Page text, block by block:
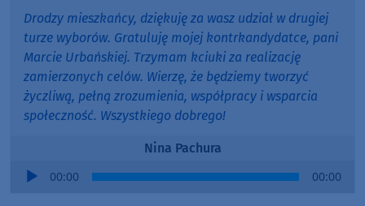
Drodzy mieszkańcy, dziękuję za wasz udział w drugiej
turze wyborów. Gratuluję mojej kontrkandydatce, pani
Marcie Urbańskiej. Trzymam kciuki za realizację
zamierzonych celów. Wierzę, że będziemy tworzyć
życzliwą, pełną zrozumienia, współpracy i wsparcia
społeczność. Wszystkiego dobrego!
Nina Pachura
Audio
00:00 00:00